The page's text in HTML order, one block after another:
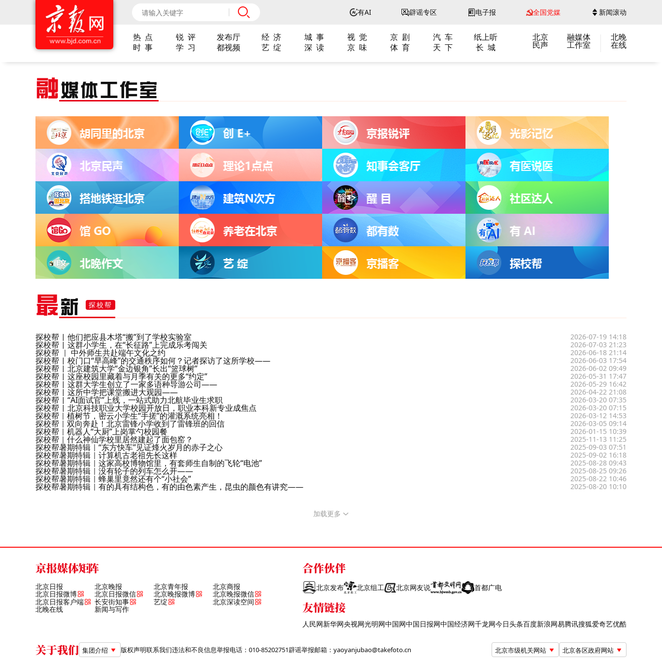
有AI 辟谣专区 电子报 全国党媒 新闻滚动
热 点 锐 评 发布厅 经 济 城 事 视 觉 京 剧 汽 车
纸上听
时 事
学 习 都视频 艺 绽 深 读 京 味 体 育 天 下 长 城
北京
民声
融媒体
工作室
北晚
在线
融媒体工作室
最新 探校帮
探校帮 | 他们把应县木塔“搬”到了学校实验室 2026-07-19 14:18
探校帮 | 这群小学生，在“长征路”上完成乐考闯关 2026-07-03 21:23
探校帮 ｜ 中外师生共赴端午文化之约 2026-06-18 21:14
探校帮 | 校门口“早高峰”的交通秩序如何？记者探访了这所学校—— 2026-06-03 17:54
探校帮 | 北京建筑大学“金边银角”长出“篮球树” 2026-06-02 09:49
探校帮 | 这座校园里藏着与月季有关的更多“约定” 2026-05-31 17:47
探校帮 | 这群大学生创立了一家多语种导游公司—— 2026-05-29 16:42
探校帮 | 这所中学把课堂搬进大观园—— 2026-04-22 21:08
探校帮 | “AI面试官”上线，一站式助力北航毕业生求职 2026-03-20 07:35
探校帮 | 北京科技职业大学校园开放日，职业本科新专业成焦点 2026-03-20 07:15
探校帮｜植树节，密云小学生“手搓”的灌溉系统亮相！ 2026-03-12 14:53
探校帮｜双向奔赴！北京雷锋小学收到了雷锋班的回信 2026-03-05 09:14
探校帮｜机器人“大厨”上岗掌勺校园餐 2026-01-15 10:39
探校帮｜什么神仙学校里居然建起了面包窑？ 2025-11-13 11:25
探校帮暑期特辑｜“东方快车”见证烽火岁月的赤子之心 2025-09-03 07:51
探校帮暑期特辑｜计算机古老祖先长这样 2025-09-02 16:18
探校帮暑期特辑｜这家高校博物馆里，有套师生自制的飞轮“电池” 2025-08-28 09:43
探校帮暑期特辑｜没有轮子的列车怎么开—— 2025-08-25 09:26
探校帮暑期特辑｜蜂巢里竟然还有个“小社会” 2025-08-22 10:46
探校帮暑期特辑｜有的具有结构色，有的由色素产生，昆虫的颜色有讲究—— 2025-08-20 10:10
加载更多
京报媒体矩阵
北京日报 北京晚报 北京青年报 北京商报
北京日报微博 北京日报微信 北京晚报微博
北京晚报微信
北京日报客户端
长安街知事 艺绽 北京深读空间
北晚在线 新闻与写作
合作伙伴
北京发布 北京组工 北京网友说 首都广电
友情链接
人民网新华网央视网光明网中国网中国日报网中国经济网千龙网今日头条百度新浪网易腾讯搜狐爱奇艺优酷
关于我们 集团介绍 版权声明联系我们违法和不良信息举报电话：010-85202751辟谣举报邮箱：yaoyanjubao@takefoto.cn 北京市级机关网站 北京各区政府网站